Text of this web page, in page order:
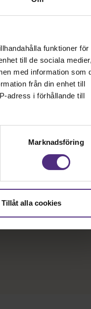
funktioner för
till de sociala medier,
med information som
från din enhet till
adress i förhållande till
Marknadsföring
Tillåt alla cookies
andra föreningar, att
årsredovisning.
Esther